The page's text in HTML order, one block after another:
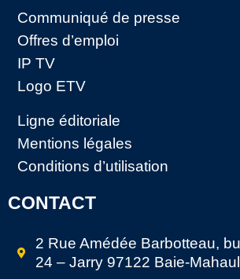
Communiqué de presse
Offres d’emploi
IP TV
Logo ETV
Ligne éditoriale
Mentions légales
Conditions d’utilisation
CONTACT
2 Rue Amédée Barbotteau,
24 – Jarry 97122 Baie-